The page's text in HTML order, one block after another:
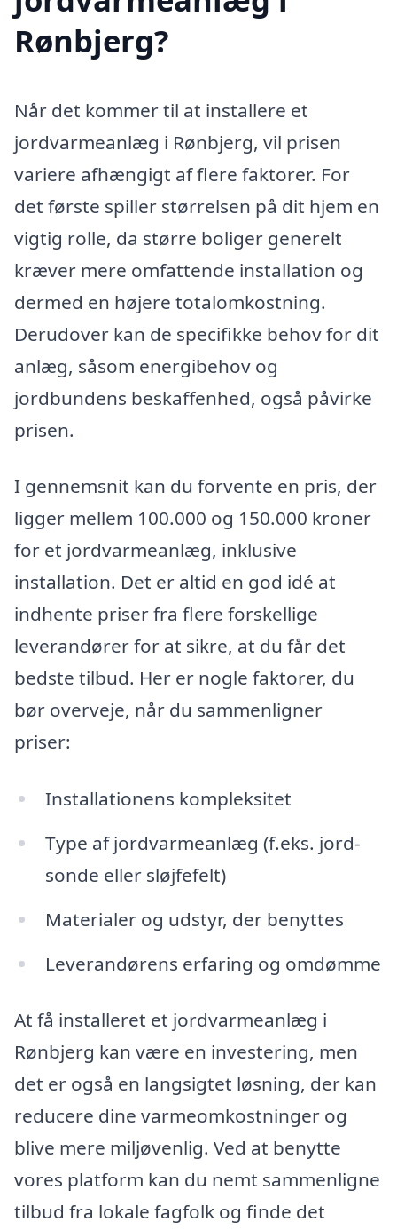
Rønbjerg?
Når det kommer til at installere et
jordvarmeanlæg i Rønbjerg, vil prisen
variere afhængigt af flere faktorer. For
det første spiller størrelsen på dit hjem en
vigtig rolle, da større boliger generelt
kræver mere omfattende installation og
dermed en højere totalomkostning.
Derudover kan de specifikke behov for dit
anlæg, såsom energibehov og
jordbundens beskaffenhed, også påvirke
prisen.
I gennemsnit kan du forvente en pris, der
ligger mellem 100.000 og 150.000 kroner
for et jordvarmeanlæg, inklusive
installation. Det er altid en god idé at
indhente priser fra flere forskellige
leverandører for at sikre, at du får det
bedste tilbud. Her er nogle faktorer, du
bør overveje, når du sammenligner
priser:
Installationens kompleksitet
Type af jordvarmeanlæg (f.eks. jord-
sonde eller sløjfefelt)
Materialer og udstyr, der benyttes
Leverandørens erfaring og omdømme
At få installeret et jordvarmeanlæg i
Rønbjerg kan være en investering, men
det er også en langsigtet løsning, der kan
reducere dine varmeomkostninger og
blive mere miljøvenlig. Ved at benytte
vores platform kan du nemt sammenligne
tilbud fra lokale fagfolk og finde det